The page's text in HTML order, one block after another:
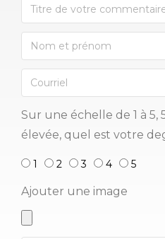
Sur une échelle de 1 à
élevée, quel est votre
1 2 3 4 5
Ajouter une image